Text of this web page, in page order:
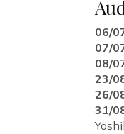
06/
07/
08/
23/
26/
31/